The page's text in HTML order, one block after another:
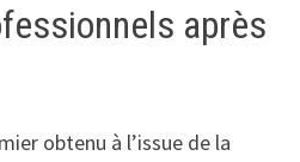
après
obtenu à l’issue de la